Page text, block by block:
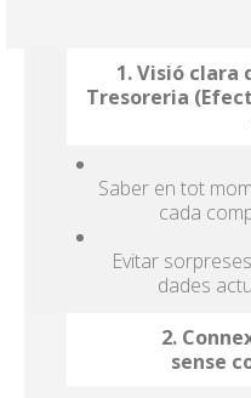
1. Visió clara
Tresoreria
Saber en tot
cada
Evitar
dades
2.
sense